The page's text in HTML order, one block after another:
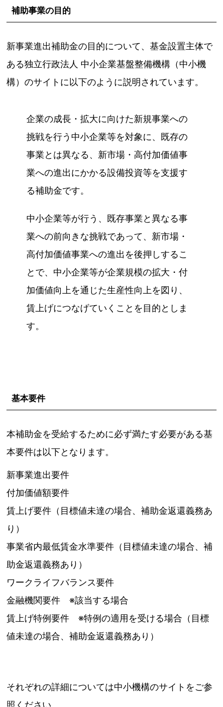
補助事業の目的
新事業進出補助金の目的について、基金設置主体で
ある独立行政法人 中小企業基盤整備機構（中小機
構）のサイトに以下のように説明されています。
企業の成長・拡大に向けた新規事業への
挑戦を行う中小企業等を対象に、既存の
事業とは異なる、新市場・高付加価値事
業への進出にかかる設備投資等を支援す
る補助金です。
中小企業等が行う、既存事業と異なる事
業への前向きな挑戦であって、新市場・
高付加価値事業への進出を後押しするこ
とで、中小企業等が企業規模の拡大・付
加価値向上を通じた生産性向上を図り、
賃上げにつなげていくことを目的としま
す。
基本要件
本補助金を受給するために必ず満たす必要がある基
本要件は以下となります。
新事業進出要件
付加価値額要件
賃上げ要件（目標値未達の場合、補助金返還義務あ
り）
事業省内最低賃金水準要件（目標値未達の場合、補
助金返還義務あり）
ワークライフバランス要件
金融機関要件 ※該当する場合
賃上げ特例要件 ※特例の適用を受ける場合（目標
値未達の場合、補助金返還義務あり）
それぞれの詳細については中小機構のサイトをご参